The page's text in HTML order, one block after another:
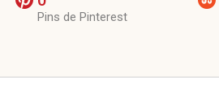
Pins de Pinterest